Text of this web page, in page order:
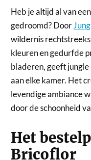
Heb je altijd al van
gedroomd? Door
wildernis
kleuren en gedurfde
bladeren, geeft
aan elke kamer. Het
levendige ambiance
door de schoonheid
Het
Bricoflor